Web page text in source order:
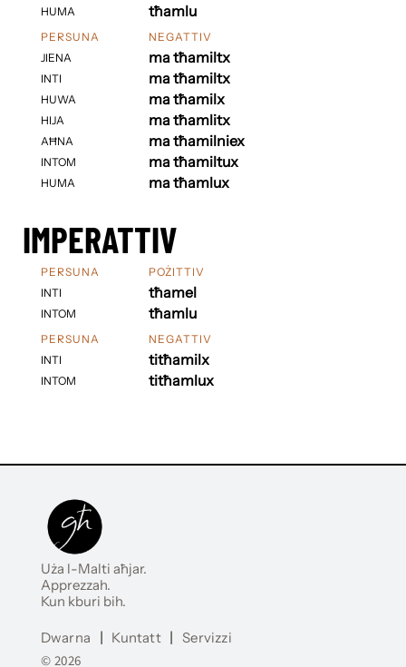
HUMA
tħamlu
PERSUNA
JIENA
INTI
HUWA
HIJA
AĦNA
INTOM
HUMA
NEGATTIV
ma tħamiltx
ma tħamiltx
ma tħamilx
ma tħamlitx
ma tħamilniex
ma tħamiltux
ma tħamlux
IMPERATTIV
PERSUNA
INTI
INTOM
POŻITTIV
tħamel
tħamlu
PERSUNA
INTI
INTOM
NEGATTIV
titħamilx
titħamlux
Uża l-Malti aħjar.
Apprezzah.
Kun kburi bih.
Dwarna | Kuntatt | Servizzi
© 2026